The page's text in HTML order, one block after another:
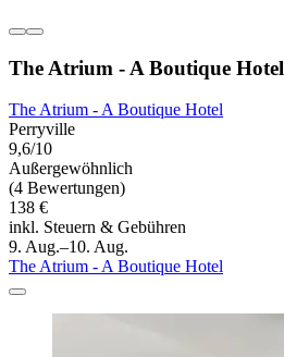
The Atrium - A Boutique Hotel
The Atrium - A Boutique Hotel
Perryville
9,6/10
Außergewöhnlich
(4 Bewertungen)
138 €
inkl. Steuern & Gebühren
9. Aug.–10. Aug.
The Atrium - A Boutique Hotel